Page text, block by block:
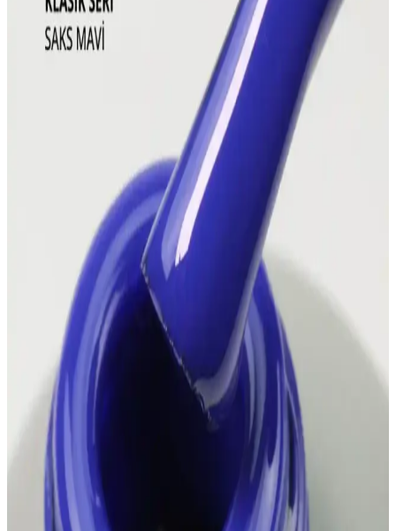
Gyaru Makyaj Stili ve Kullanılan Ürünlerle Canlı
Japon Moda Akımı
Gyaru makyaj stili, canlı allıklar ve ışıltılı cilt görünümüyle Japon
gençleri arasında popülerdir. Doğru ürün seçimi ve saç
aksesuarlarıyla özgün bir tarz oluşturulur.
Yakalı Gömleklerde Makyaj Lekelerinin Önlenmesi
İçin Etkili Yöntemler ve Ürünler
Yakalı gömleklerde makyaj lekelerinin önlenmesi için doğru makyaj
uygulama teknikleri, uygun ürün seçimi ve sabitleme yöntemleri
önemlidir. Boyun bölgesinde renk uyumu sağlayan alternatif
çözümler ve giysi tercihleri de leke oluşumunu azaltır.
Divorced Diva Makyajı: Duygusal İfade ve Estetik
Görünüm Yaratma Teknikleri
Divorced diva makyajı, kırmızı tonlar ve ışıltılarla duygusal bir ifade
sunar. Siyah eyeliner ve maskara ile dramatik etki yaratır. Bu
makyaj, estetik ve özgün bir görünüm sağlar.
Leopar Tırnak Dövmesi: Moda ve Estetiği Bir
Arada Sunan Pratik Süsleme Çözümü
Leopar tırnak dövmesi, kolay uygulanabilir ve uzun süre
dayanabilen tasarımıyla günlük ve özel günler için ideal şık tırnak
süsleme seçeneğidir.
2024 Yılında En Popüler Saç Boyası Renkleri ve
Trendleri Rehberi